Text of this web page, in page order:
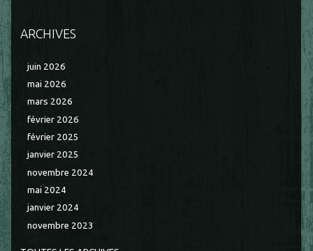
ARCHIVES
juin 2026
mai 2026
mars 2026
février 2026
février 2025
janvier 2025
novembre 2024
mai 2024
janvier 2024
novembre 2023